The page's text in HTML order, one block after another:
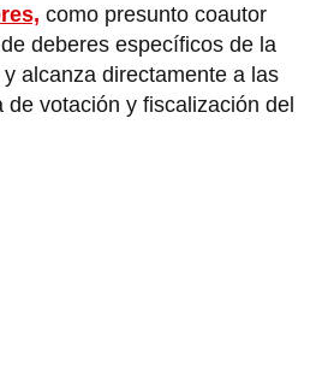
como presunto coautor
deberes específicos de la
alcanza directamente a las
de votación y fiscalización del